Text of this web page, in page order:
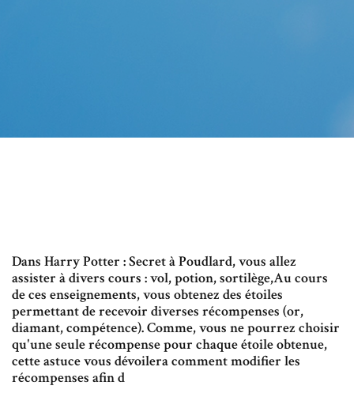
Dans Harry Potter : Secret à Poudlard, vous allez
assister à divers cours : vol, potion, sortilège,Au cours
de ces enseignements, vous obtenez des étoiles
permettant de recevoir diverses récompenses (or,
diamant, compétence). Comme, vous ne pourrez choisir
qu'une seule récompense pour chaque étoile obtenue,
cette astuce vous dévoilera comment modifier les
récompenses afin d